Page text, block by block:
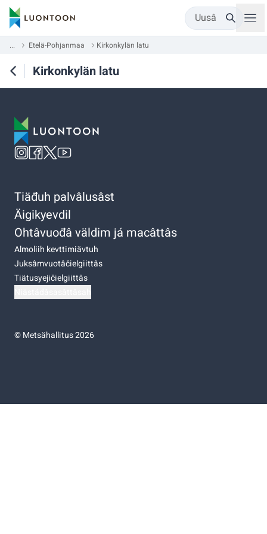
Uusâ
... Etelä-Pohjanmaa Kirkonkylän latu
Kirkonkylän latu
Tiäđuh palvâlusâst
Äigikyevdil
Ohtâvuođâ väldim já macâttâs
Almoliih kevttimiävtuh
Juksâmvuotâčielgiittâs
Tiätusyejičielgiittâs
©Metsähallitus 2026